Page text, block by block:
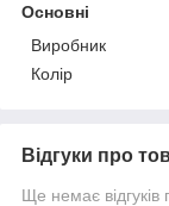
Основні
Виробник
Колір
Відгуки про
Ще немає відгуків